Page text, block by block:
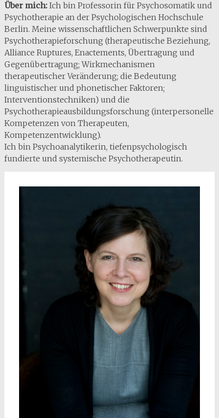
Über mich:Ich bin Professorin für Psychosomatik und
Psychotherapie an der Psychologischen Hochschule
Berlin. Meine wissenschaftlichen Schwerpunkte sind
Psychotherapieforschung (therapeutische Beziehung,
Alliance Ruptures, Enactements, Übertragung und
Gegenübertragung; Wirkmechanismen
therapeutischer Veränderung; die Bedeutung
linguistischer und phonetischer Faktoren;
Interventionstechniken) und die
Psychotherapieausbildungsforschung (interpersonelle
Kompetenzen von Therapeuten,
Kompetenzentwicklung).
Ich bin Psychoanalytikerin, tiefenpsychologisch
fundierte und systemische Psychotherapeutin.